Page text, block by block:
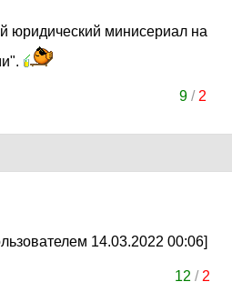
минисериал на
9/ 2
14.03.2022 00:06]
12 / 2